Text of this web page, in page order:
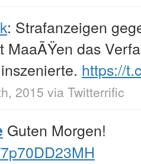
: Strafanzeigen
MaaÃŸen das
inszenierte. https://
2015 via Twitterrific
Guten Morgen!